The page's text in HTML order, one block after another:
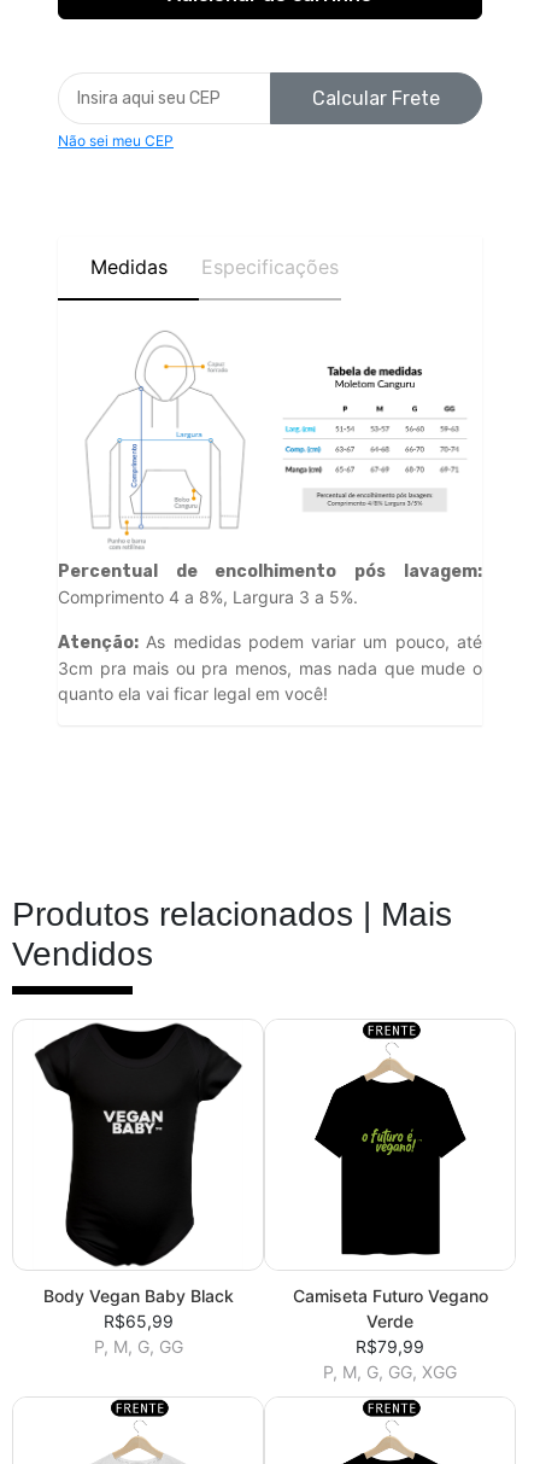
Calcular Frete
Não sei meu CEP
Medidas Especificações
Percentual de encolhimento pós lavagem:
Comprimento 4 a 8%, Largura 3 a 5%.
Atenção: As medidas podem variar um pouco, até
3cm pra mais ou pra menos, mas nada que mude o
quanto ela vai ficar legal em você!
Produtos relacionados | Mais
Vendidos
Body Vegan Baby Black
R$65,99
P, M, G, GG
Camiseta Futuro Vegano
Verde
R$79,99
P, M, G, GG, XGG